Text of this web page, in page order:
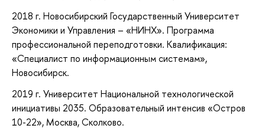
2018 г. Новосибирский Государственный Университет
Экономики и Управления – «НИНХ». Программа
профессиональной переподготовки. Квалификация:
«Специалист по информационным системам»,
Новосибирск.
2019 г. Университет Национальной технологической
инициативы 2035. Образовательный интенсив «Остров
10-22», Москва, Сколково.